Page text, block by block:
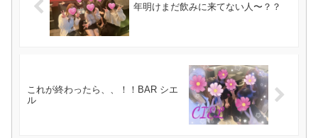
年明けまだ飲みに来てない人〜？？
これが終わったら、、！！BAR シエ
ル